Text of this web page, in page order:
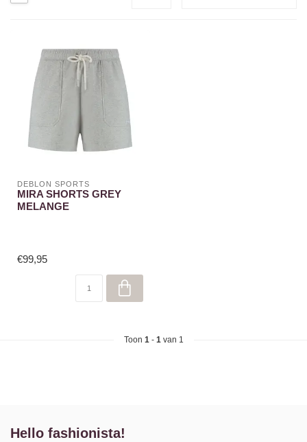
DEBLON SPORTS
MIRA SHORTS GREY
MELANGE
€99,95
Toon 1- 1van 1
Hello fashionista!